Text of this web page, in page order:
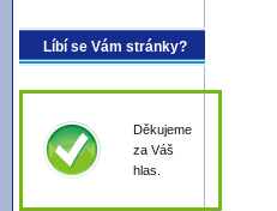
Líbí se Vám stránky?
Děkujeme
za Váš
hlas.